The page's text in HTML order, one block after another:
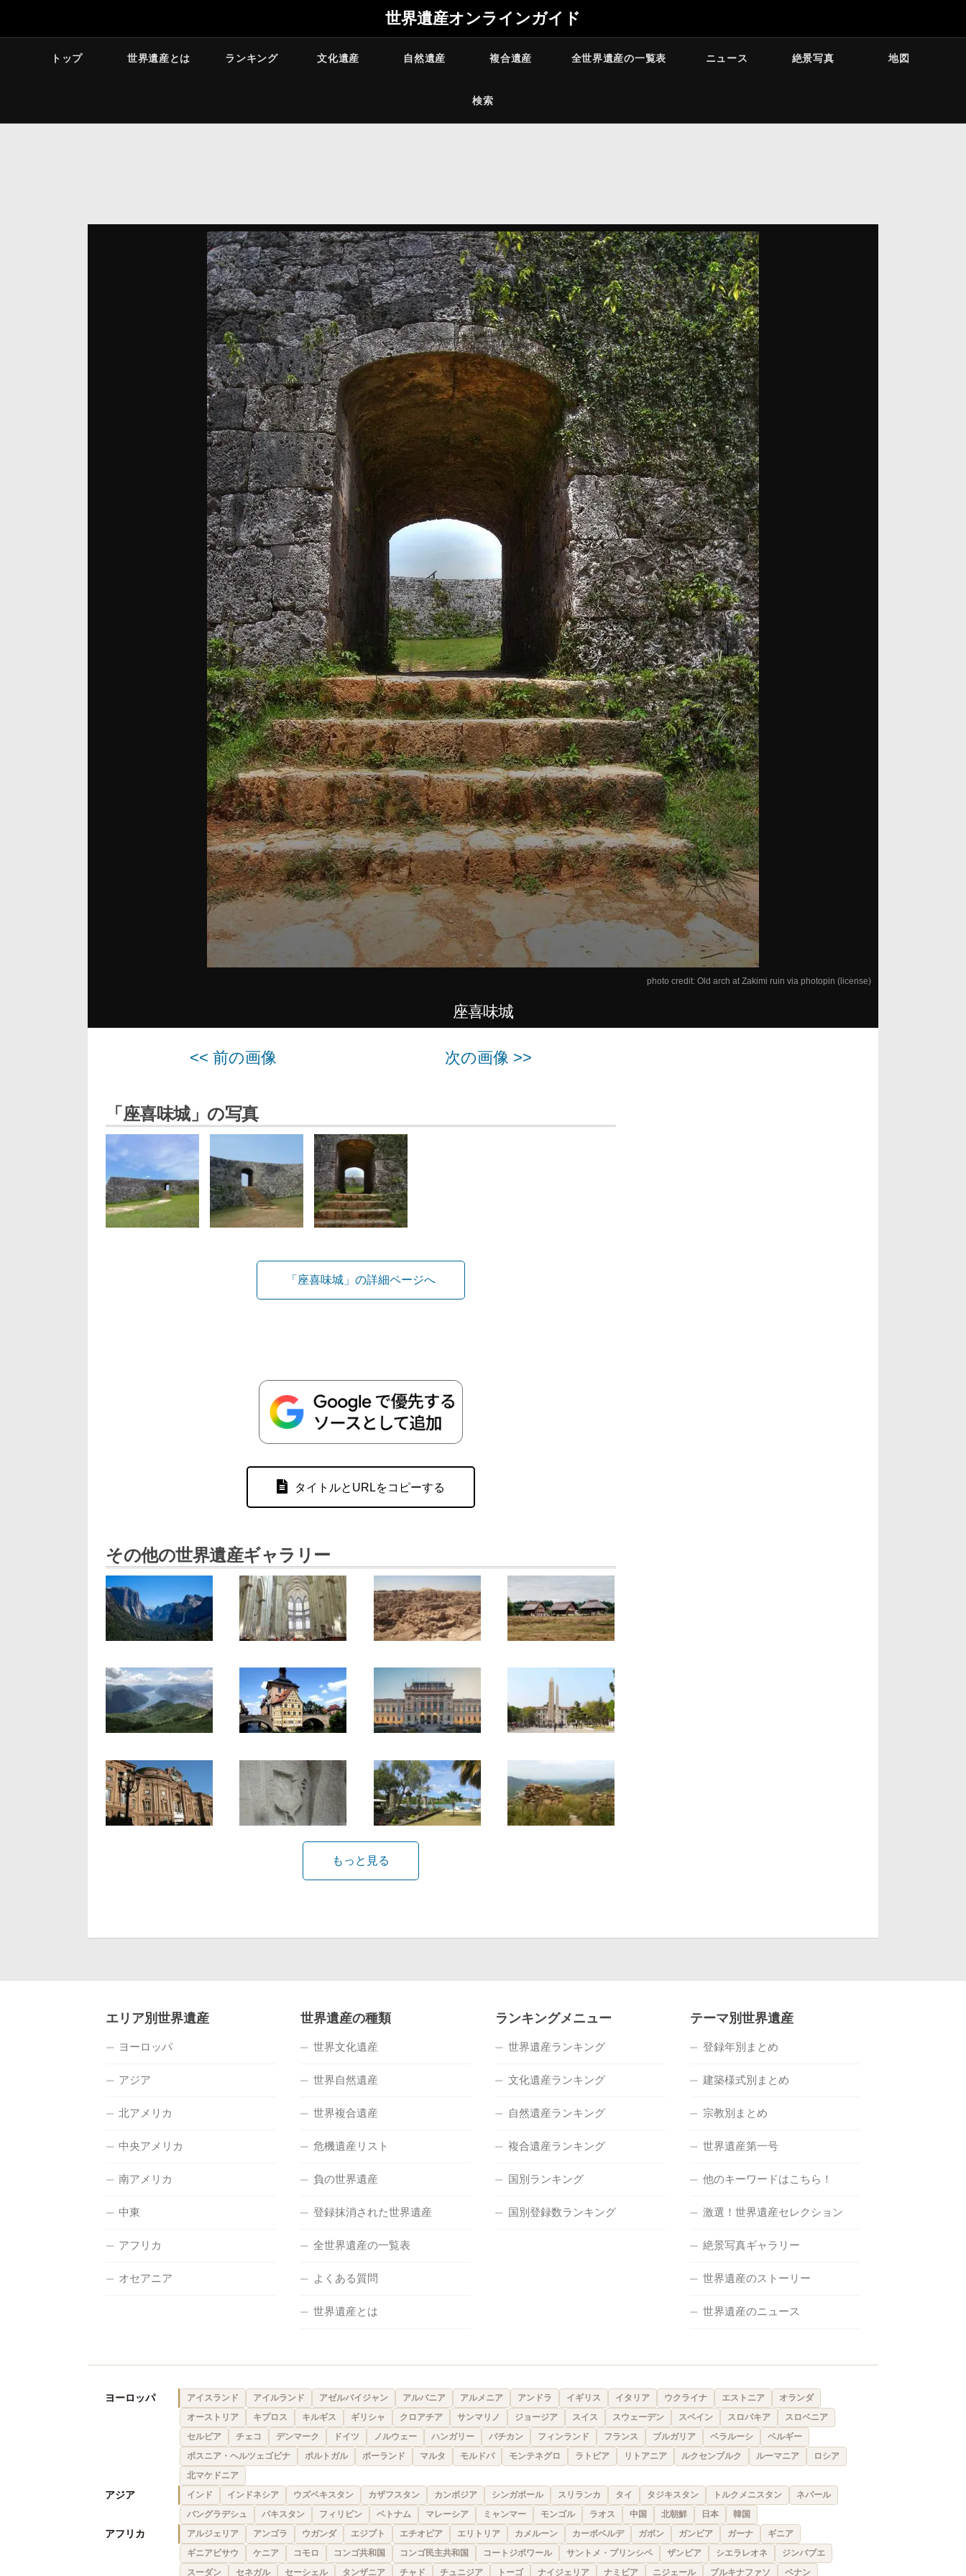
世界遺産オンラインガイド
トップ 世界遺産とは ランキング 文化遺産 自然遺産 複合遺産 全世界遺産の一覧表 ニュース 絶景写真 地図
検索
photo credit: Old arch at Zakimi ruin via photopin (license)
座喜味城
<< 前の画像 次の画像 >>
「座喜味城」の写真
「座喜味城」の詳細ページへ
タイトルとURLをコピーする
その他の世界遺産ギャラリー
もっと見る
エリア別世界遺産
ヨーロッパ
アジア
北アメリカ
中央アメリカ
南アメリカ
中東
アフリカ
オセアニア
世界遺産の種類
世界文化遺産
世界自然遺産
世界複合遺産
危機遺産リスト
負の世界遺産
登録抹消された世界遺産
全世界遺産の一覧表
よくある質問
世界遺産とは
ランキングメニュー
世界遺産ランキング
文化遺産ランキング
自然遺産ランキング
複合遺産ランキング
国別ランキング
国別登録数ランキング
テーマ別世界遺産
登録年別まとめ
建築様式別まとめ
宗教別まとめ
世界遺産第一号
他のキーワードはこちら！
激選！世界遺産セレクション
絶景写真ギャラリー
世界遺産のストーリー
世界遺産のニュース
ヨーロッパ アイスランド アイルランド アゼルバイジャン アルバニア アルメニア アンドラ イギリス イタリア ウクライナ エストニア
オランダ
オーストリア
キプロス キルギス ギリシャ クロアチア サンマリノ ジョージア スイス スウェーデン スペイン スロバキア
スロベニア
セルビア
チェコ デンマーク ドイツ ノルウェー ハンガリー バチカン フィンランド フランス ブルガリア ベラルーシ
ベルギー
ボスニア・ヘルツェゴビナ
ポルトガル ポーランド マルタ モルドバ モンテネグロ ラトビア リトアニア ルクセンブルク ルーマニア
ロシア
北マケドニア
アジア インド インドネシア ウズベキスタン カザフスタン カンボジア シンガポール スリランカ タイ タジキスタン トルクメニスタン
ネパール
バングラデシュ
パキスタン フィリピン ベトナム マレーシア ミャンマー モンゴル ラオス 中国 北朝鮮 日本 韓国
アフリカ アルジェリア アンゴラ ウガンダ エジプト エチオピア エリトリア カメルーン カーボベルデ ガボン ガンビア ガーナ
ギニア
ギニアビサウ
ケニア コモロ コンゴ共和国 コンゴ民主共和国 コートジボワール サントメ・プリンシペ ザンビア シエラレオネ
ジンバブエ
スーダン
セネガル セーシェル タンザニア チャド チュニジア トーゴ ナイジェリア ナミビア ニジェール ブルキナファソ ベナン